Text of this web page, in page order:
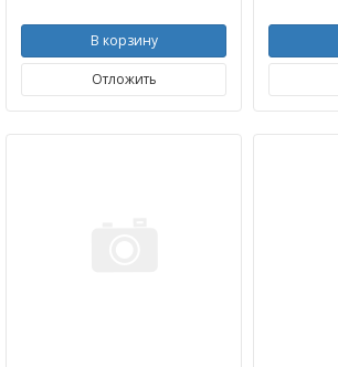
В корзину
Отложить